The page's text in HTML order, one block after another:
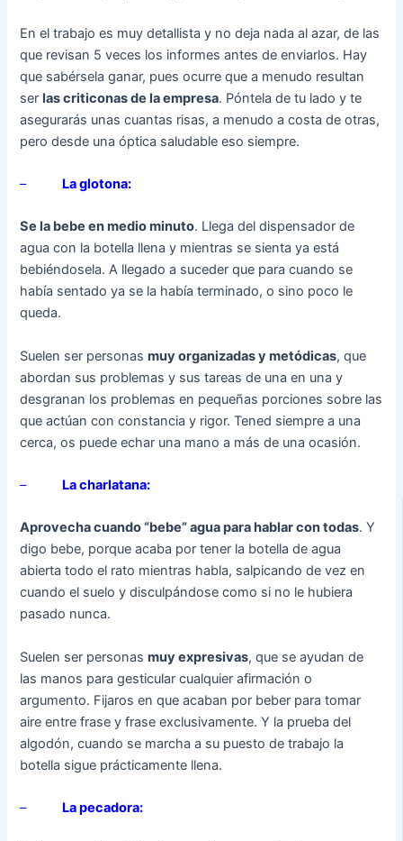
En el trabajo es muy detallista y no deja nada al azar, de las
que revisan 5 veces los informes antes de enviarlos. Hay
que sabérsela ganar, pues ocurre que a menudo resultan
serlas criticonas de la empresa. Póntela de tu lado y te
asegurarás unas cuantas risas, a menudo a costa de otras,
pero desde una óptica saludable eso siempre.
– La glotona:
Se la bebe en medio minuto. Llega del dispensador de
agua con la botella llena y mientras se sienta ya está
bebiéndosela. A llegado a suceder que para cuando se
había sentado ya se la había terminado, o sino poco le
queda.
Suelen ser personasmuy organizadas y metódicas, que
abordan sus problemas y sus tareas de una en una y
desgranan los problemas en pequeñas porciones sobre las
que actúan con constancia y rigor. Tened siempre a una
cerca, os puede echar una mano a más de una ocasión.
– La charlatana:
Aprovecha cuando “bebe” agua para hablar con todas. Y
digo bebe, porque acaba por tener la botella de agua
abierta todo el rato mientras habla, salpicando de vez en
cuando el suelo y disculpándose como si no le hubiera
pasado nunca.
Suelen ser personasmuy expresivas, que se ayudan de
las manos para gesticular cualquier afirmación o
argumento. Fijaros en que acaban por beber para tomar
aire entre frase y frase exclusivamente. Y la prueba del
algodón, cuando se marcha a su puesto de trabajo la
botella sigue prácticamente llena.
– La pecadora: